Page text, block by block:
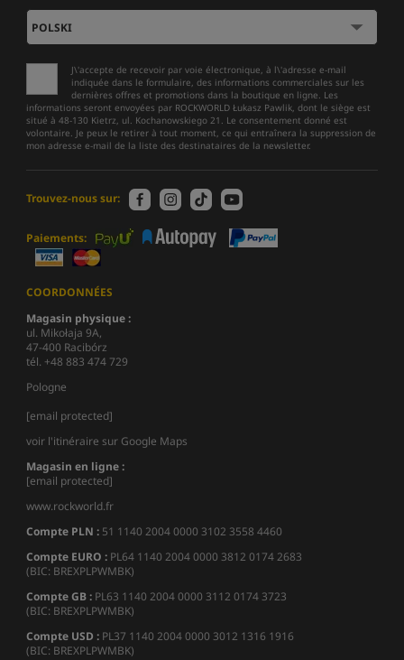
J\'accepte de recevoir par voie électronique, à l\'adresse e-mail
indiquée dans le formulaire, des informations commerciales sur les
dernières offres et promotions dans la boutique en ligne. Les
informations seront envoyées par ROCKWORLD Łukasz Pawlik, dont le siège est
situé à 48-130 Kietrz, ul. Kochanowskiego 21. Le consentement donné est
volontaire. Je peux le retirer à tout moment, ce qui entraînera la suppression de
mon adresse e-mail de la liste des destinataires de la newsletter.
Trouvez-nous sur:
Paiements:
COORDONNÉES
Magasin physique :
ul. Mikołaja 9A,
47-400 Racibórz
tél. +48 883 474 729
Pologne
[email protected]
voir l'itinéraire sur Google Maps
Magasin en ligne :
[email protected]
www.rockworld.fr
Compte PLN : 51 1140 2004 0000 3102 3558 4460
Compte EURO : PL64 1140 2004 0000 3812 0174 2683
(BIC: BREXPLPWMBK)
Compte GB : PL63 1140 2004 0000 3112 0174 3723
(BIC: BREXPLPWMBK)
Compte USD : PL37 1140 2004 0000 3012 1316 1916
(BIC: BREXPLPWMBK)